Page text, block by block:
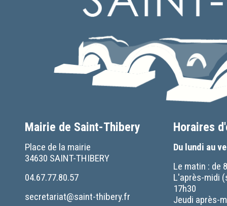
Mairie de Saint-Thibery
Place de la mairie
34630 SAINT-THIBERY
04.67.77.80.57
secretariat@saint-thibery.fr
Horaires
Du lundi au
Le matin : de
L'après-midi
17h30
Jeudi après-